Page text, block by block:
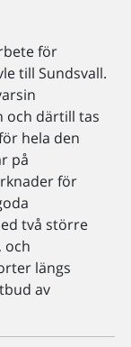
för
till Sundsvall.
och därtill tas
hela den
på
för
två större
och
längs
av